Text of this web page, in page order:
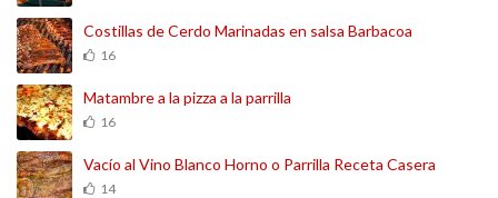
Costillas de Cerdo Marinadas en salsa Barbacoa
16
Matambre a la pizza a la parrilla
16
Vacío al Vino Blanco Horno o Parrilla Receta Casera
14